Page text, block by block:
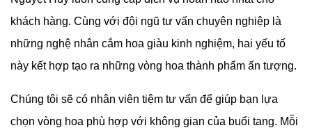
khách hàng. Cùng với đội ngũ tư vấn chuyên nghiệp là
những nghệ nhân cắm hoa giàu kinh nghiệm, hai yếu tố
này kết hợp tạo ra những vòng hoa thành phẩm ấn tượng.
Chúng tôi sẽ có nhân viên tiệm tư vấn để giúp bạn lựa
chọn vòng hoa phù hợp với không gian của buổi tang. Mỗi